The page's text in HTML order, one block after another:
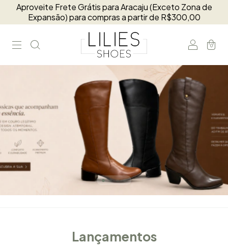
Aproveite Frete Grátis para Aracaju (Exceto Zona de
Expansão) para compras a partir de R$300,00
0
Lançamentos